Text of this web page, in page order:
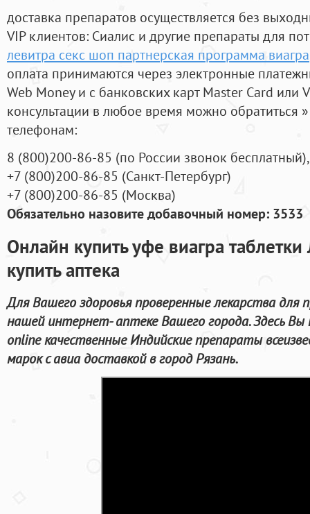
доставка препаратов осуществляется без
VIP клиентов: Сиалис и другие препараты для
левитра секс шоп партнерская программа виагра
оплата принимаются через электронные
Web Money и с банковских карт Master Card или
консультации в любое время можно обратиться
телефонам:
8 (800)200-86-85 (по России звонок бесплатный),
+7 (800)200-86-85 (Санкт-Петербург)
+7 (800)200-86-85 (Москва)
Обязательно назовите добавочный номер: 3533
Онлайн купить уфе виагра
купить аптека
Для Вашего здоровья проверенные лекарства для
нашей интернет- аптеке Вашего города. Здесь
online качественные Индийские препараты
марок с авиа доставкой в город Рязань.